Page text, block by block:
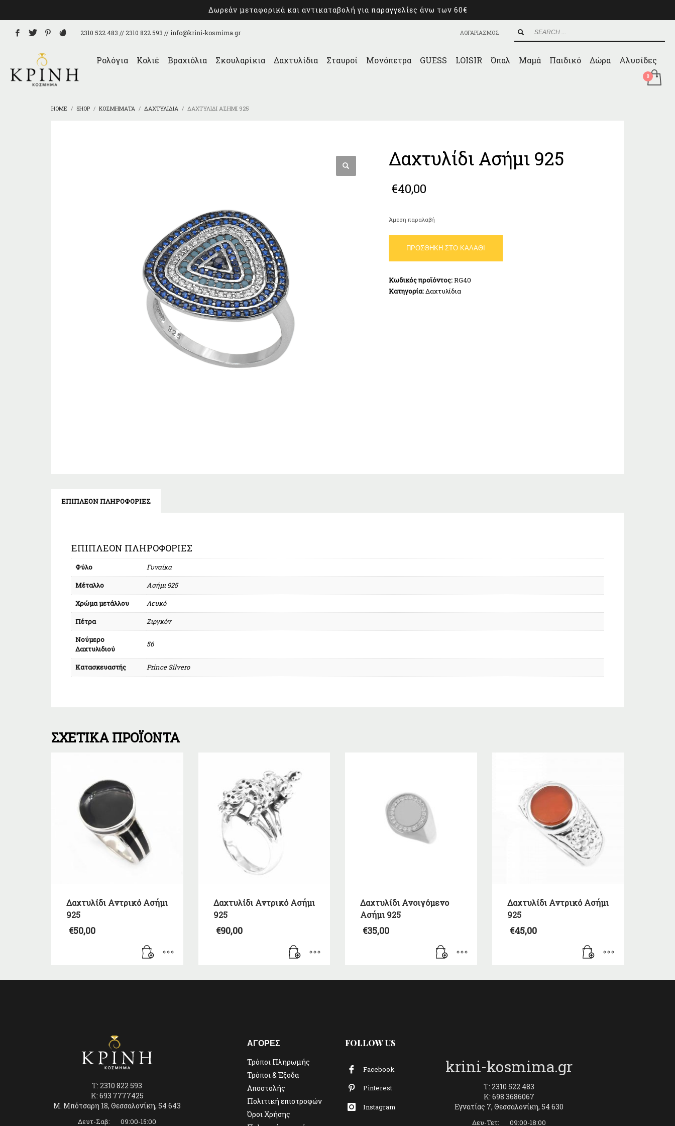
Δωρεάν μεταφορικά και αντικαταβολή για παραγγελίες άνω των 60€
2310 522 483 // 2310 822 593 // info@krini-kosmima.gr ΛΟΓΑΡΙΑΣΜΟΣ
Ρολόγια Κολιέ Βραχιόλια Σκουλαρίκια Δαχτυλίδια Σταυροί Μονόπετρα GUESS LOISIR Όπαλ Μαμά Παιδικό Δώρα Αλυσίδες
HOME SHOP ΚΟΣΜΉΜΑΤΑ ΔΑΧΤΥΛΊΔΙΑ ΔΑΧΤΥΛΊΔΙ ΑΣΉΜΙ 925
Δαχτυλίδι Ασήμι 925
€40,00
Άμεση παραλαβή
925
ΠΡΟΣΘΉΚΗ ΣΤΟ ΚΑΛΆΘΙ
Κωδικός προϊόντος:RG40
Κατηγορία:Δαχτυλίδια
ΕΠΙΠΛΈΟΝ ΠΛΗΡΟΦΟΡΊΕΣ
ΕΠΙΠΛΈΟΝ ΠΛΗΡΟΦΟΡΊΕΣ
Φύλο
Γυναίκα
Μέταλλο
Ασήμι 925
Χρώμα μετάλλου
Λευκό
Πέτρα
Ζιργκόν
Νούμερο
Δαχτυλιδιού
56
Κατασκευαστής Prince Silvero
ΣΧΕΤΙΚΆ ΠΡΟΪΌΝΤΑ
Δαχτυλίδι Αντρικό Ασήμι
925
€50,00
Δαχτυλίδι Αντρικό Ασήμι
925
€90,00
Δαχτυλίδι Ανοιγόμενο
Ασήμι 925
€35,00
Δαχτυλίδι Αντρικό Ασήμι
925
€45,00
T: 2310 822 593
K: 693 7777425
Μ. Μπότσαρη 18, Θεσσαλονίκη, 54 643
Δευτ-Σαβ: 09:00-15:00
ΑΓΟΡΕΣ
Τρόποι Πληρωμής
Τρόποι & Έξοδα
Αποστολής
Πολιτική επιστροφών
Όροι Χρήσης
FOLLOW US
Facebook
Pinterest
Instagram
krini-kosmima.gr
T: 2310 522 483
K: 698 3686067
Εγνατίας 7, Θεσσαλονίκη, 54 630
Δευ-Τετ: 09:00-18:00